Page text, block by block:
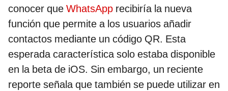
conocer que WhatsApp recibiría la nueva
función que permite a los usuarios añadir
contactos mediante un código QR. Esta
esperada característica solo estaba disponible
en la beta de iOS. Sin embargo, un reciente
reporte señala que también se puede utilizar en